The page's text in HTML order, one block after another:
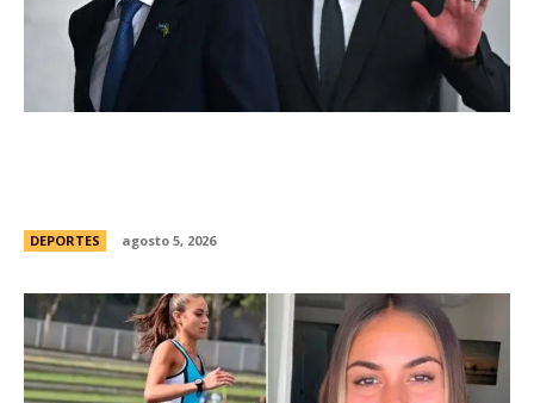
DEPORTES agosto 5, 2026